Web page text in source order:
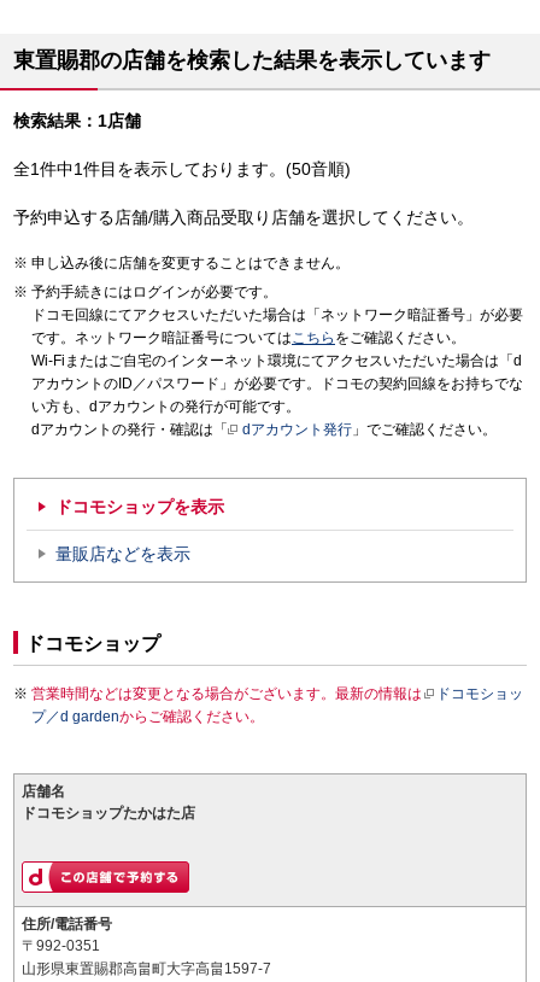
東置賜郡の店舗を検索した結果を表示しています
検索結果：1店舗
全1件中1件目を表示しております。(50音順)
予約申込する店舗/購入商品受取り店舗を選択してください。
申し込み後に店舗を変更することはできません。
予約手続きにはログインが必要です。
ドコモ回線にてアクセスいただいた場合は「ネットワーク暗証番号」が必要
です。ネットワーク暗証番号についてはこちら をご確認ください。
Wi-Fiまたはご自宅のインターネット環境にてアクセスいただいた場合は「d
アカウントのID／パスワード」が必要です。ドコモの契約回線をお持ちでな
い方も、dアカウントの発行が可能です。
dアカウントの発行・確認は「
dアカウント発行 」でご確認ください。
ドコモショップを表示
量販店などを表示
ドコモショップ
営業時間などは変更となる場合がございます。最新の情報は
ドコモショッ
プ／d gardenからご確認ください。
店舗名
ドコモショップたかはた店
住所/電話番号
〒992-0351
山形県東置賜郡高畠町大字高畠1597-7